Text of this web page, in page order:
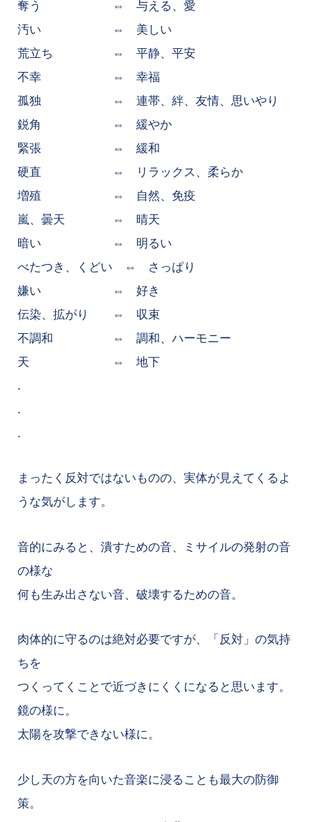
奪う ⇔ 与える、愛
汚い ⇔ 美しい
荒立ち ⇔ 平静、平安
不幸 ⇔ 幸福
孤独 ⇔ 連帯、絆、友情、思いやり
鋭角 ⇔ 緩やか
緊張 ⇔ 緩和
硬直 ⇔ リラックス、柔らか
増殖 ⇔ 自然、免疫
嵐、曇天 ⇔ 晴天
暗い ⇔ 明るい
べたつき、くどい ⇔ さっぱり
嫌い ⇔ 好き
伝染、拡がり ⇔ 収束
不調和 ⇔ 調和、ハーモニー
天 ⇔ 地下
.
.
.
まったく反対ではないものの、実体が見えてくるよ
うな気がします。
音的にみると、潰すための音、ミサイルの発射の音
の様な
何も生み出さない音、破壊するための音。
肉体的に守るのは絶対必要ですが、「反対」の気持
ちを
つくってくことで近づきにくくになると思います。
鏡の様に。
太陽を攻撃できない様に。
少し天の方を向いた音楽に浸ることも最大の防御
策。